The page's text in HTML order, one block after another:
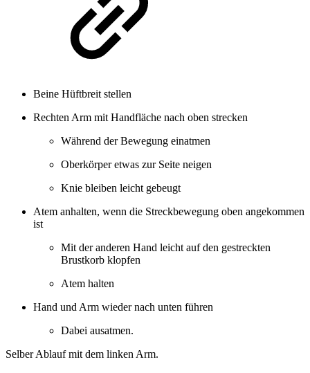
Beine Hüftbreit stellen
Rechten Arm mit Handfläche nach oben strecken
Während der Bewegung einatmen
Oberkörper etwas zur Seite neigen
Knie bleiben leicht gebeugt
Atem anhalten, wenn die Streckbewegung oben angekommen
ist
Mit der anderen Hand leicht auf den gestreckten
Brustkorb klopfen
Atem halten
Hand und Arm wieder nach unten führen
Dabei ausatmen.
Selber Ablauf mit dem linken Arm.